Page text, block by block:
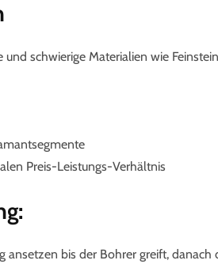
schwierige Materialien wie
Preis-Leistungs-Verhältnis
ansetzen bis der Bohrer greift,